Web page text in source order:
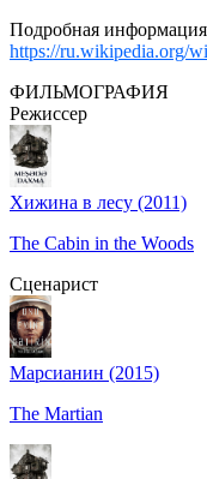
Подробная
https://ru.wikipedia.org/
ФИЛЬМОГРАФИЯ
Режиссер
Хижина в лесу (2011)
The Cabin in the Woods
Сценарист
Марсианин (2015)
The Martian